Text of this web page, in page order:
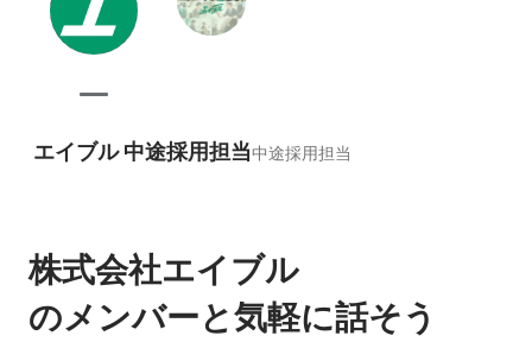
エイブル 中途採用担当中途採用担当
株式会社エイブル
のメンバーと気軽に話そう